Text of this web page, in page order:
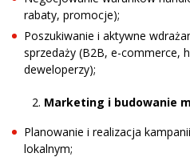
rabaty, promocje);
Poszukiwanie i aktywne
sprzedaży (B2B, e-commerce,
deweloperzy);
Marketing i budowanie
Planowanie i realizacja
lokalnym;